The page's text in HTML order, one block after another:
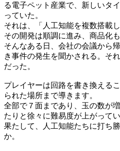
る電子ペット産業で、新しいタ
っていた。
それは、「人工知能を複数搭載
その開発は順調に進み、商品化
そんなある日、会社の会議から
き事件の発生を聞かされる。そ
だった。
プレイヤーは回路を書き換える
られた場所まで導きます。
全部で７面まであり、玉の数が
たりと徐々に難易度が上がってい
果たして、人工知能たちに打ち
か。